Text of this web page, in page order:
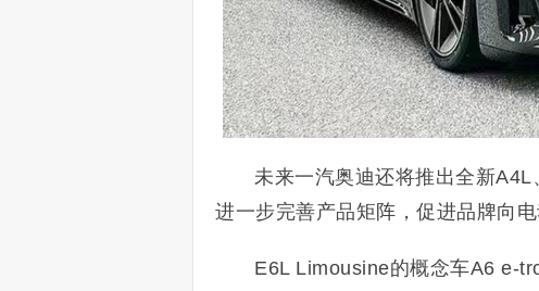
未来一汽奥迪还将推出全新
进一步完善产品矩阵，促进品牌向
E6L Limousine的概念车A6 e-